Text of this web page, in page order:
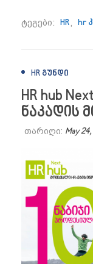
ტეგები: HR hr
HR ᲒᲣᲜᲓᲘ
HR hub
ნაკადის
თარიღი: May